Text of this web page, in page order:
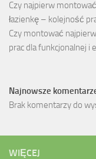
Czy najpierw
łazienkę – kolejność
Czy montować
prac dla funkcjonalnej i
Najnowsze
Brak komentarzy do
WIĘCEJ